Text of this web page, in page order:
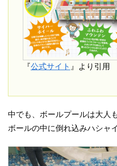
『 公式サイト 』より引用
中でも、ボールプールは大人
ボールの中に倒れ込みハシャ